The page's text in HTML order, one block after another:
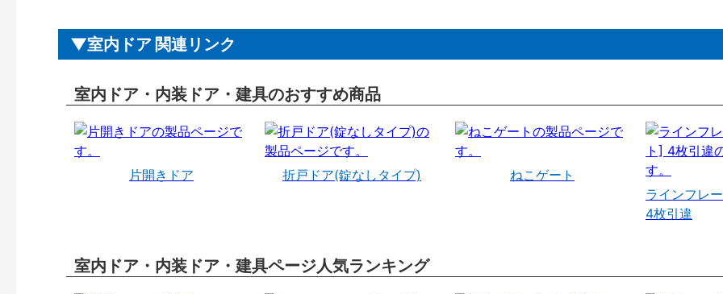
室内ドア 関連リンク
室内ドア・内装ドア・建具のおすすめ商品
片開きドア 折戸ドア(錠なしタイプ)
ねこゲート
ラインフレ
4枚引違
室内ドア・内装ドア・建具ページ人気ランキング